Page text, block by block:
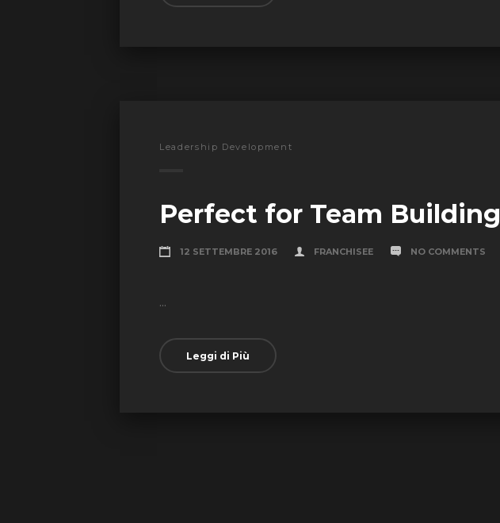
Leadership Development
Perfect for Team Building
12 SETTEMBRE 2016 FRANCHISEE NO COMMENTS
...
Leggi di Più